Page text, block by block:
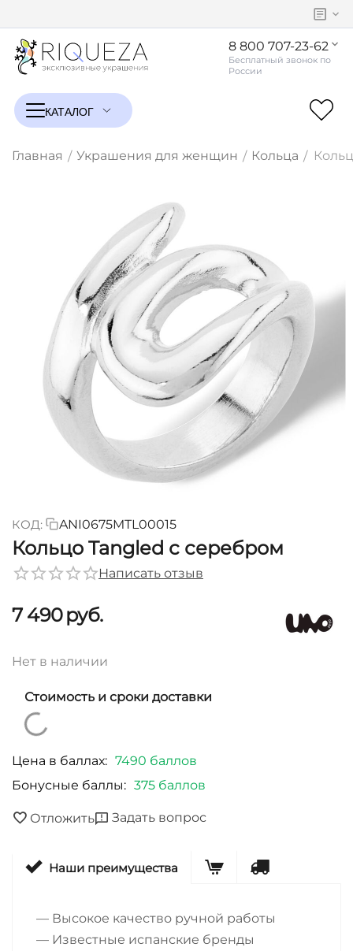
8 800 707-23-62
Главная / Украшения для женщин / Кольца /
КОД: ANI0675MTL00015
Кольцо Tangled с серебром
Написать отзыв
7 490руб.
Нет в наличии
Стоимость и сроки доставки
Цена в баллах: 7490 баллов
Бонусные баллы: 375 баллов
Отложить Задать вопрос
Наши преимущества
— Высокое качество ручной работы
— Известные испанские бренды